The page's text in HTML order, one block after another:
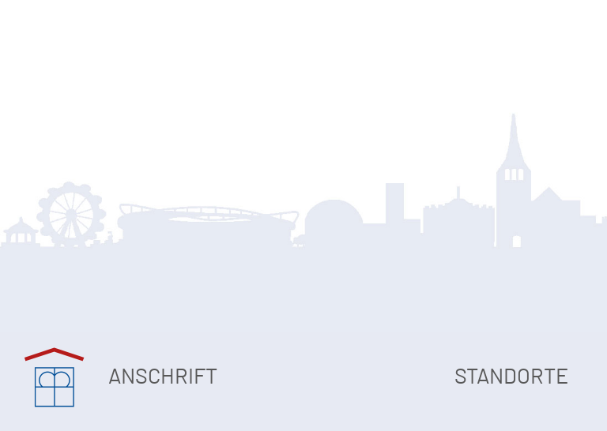
ANSCHRIFT STANDORTE